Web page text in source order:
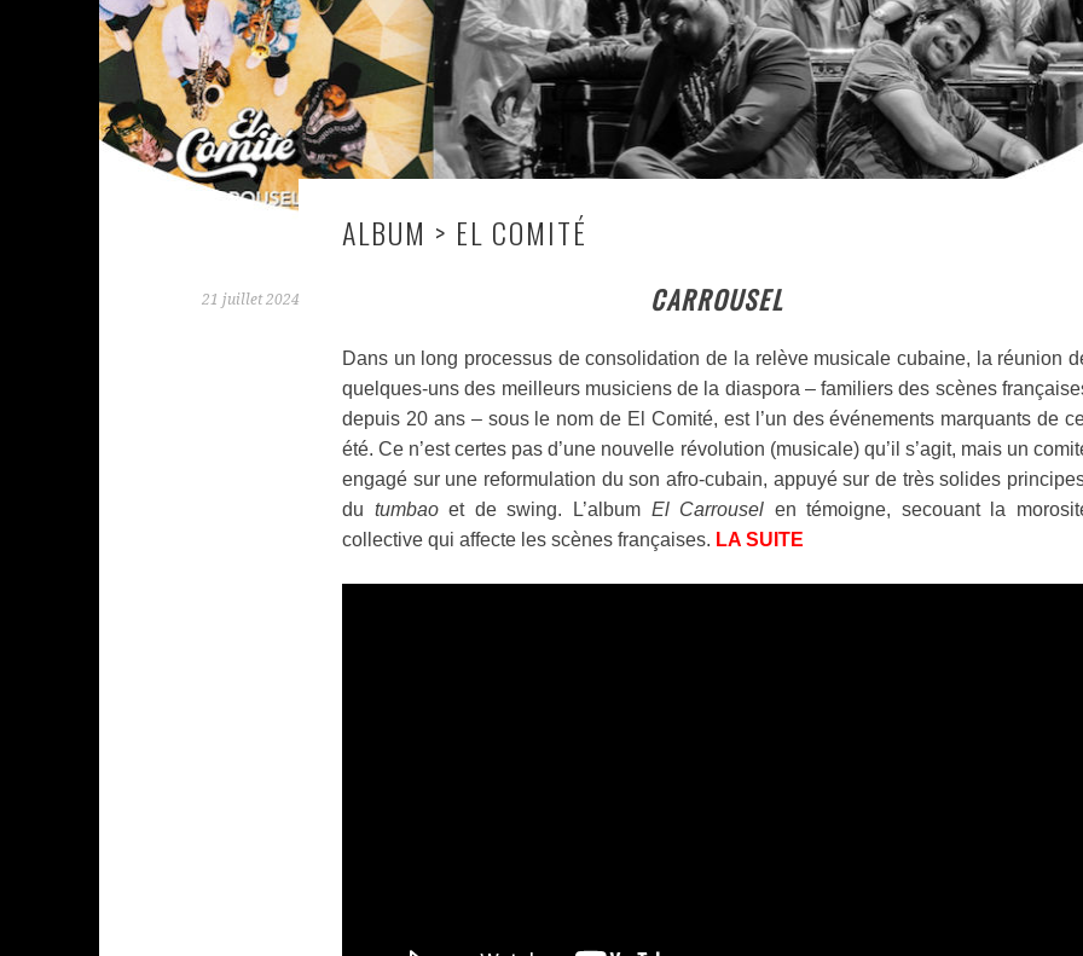
ALBUM > EL COMITÉ
21 juillet 2024 CARROUSEL
Dans un long processus de consolidation de la relève musicale cubaine, la réunion
quelques-uns des meilleurs musiciens de la diaspora – familiers des scènes
depuis 20 ans – sous le nom de El Comité, est l’un des événements marquants de
été. Ce n’est certes pas d’une nouvelle révolution (musicale) qu’il s’agit, mais un
engagé sur une reformulation du son afro-cubain, appuyé sur de très solides
du tumbaoet de swing. L’album El Carrousel en témoigne, secouant la
collective qui affecte les scènes françaises. LA SUITE